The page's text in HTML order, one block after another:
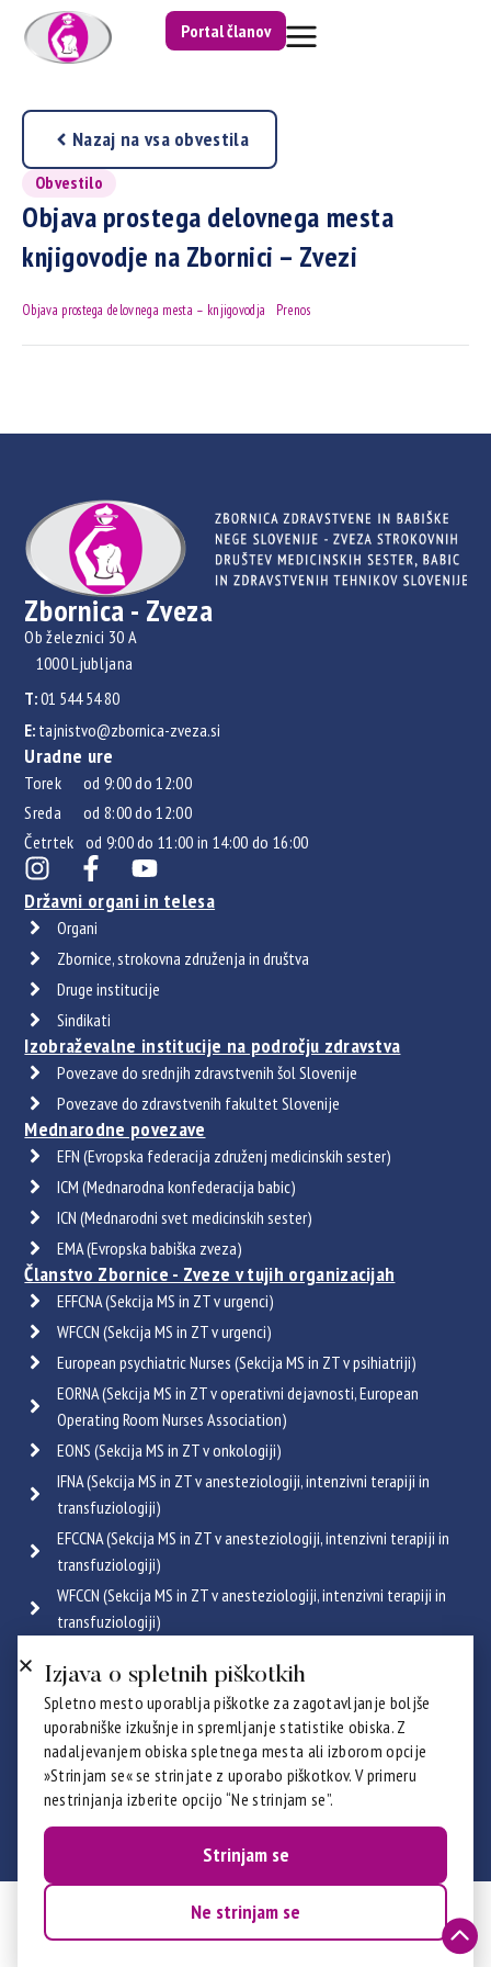
Portal članov
Nazaj na vsa obvestila
Obvestilo
Objava prostega delovnega mesta
knjigovodje na Zbornici – Zvezi
Objava prostega delovnega mesta – knjigovodja Prenos
Zbornica - Zveza
Ob železnici 30 A
1000 Ljubljana
T:01 544 54 80
E: tajnistvo@zbornica-zveza.si
Uradne ure
Torek od 9:00 do 12:00
Sreda od 8:00 do 12:00
Četrtek od 9:00 do 11:00 in 14:00 do 16:00
Državni organi in telesa
Organi
Zbornice, strokovna združenja in društva
Druge institucije
Sindikati
Izobraževalne institucije na področju zdravstva
Povezave do srednjih zdravstvenih šol Slovenije
Povezave do zdravstvenih fakultet Slovenije
Mednarodne povezave
EFN (Evropska federacija združenj medicinskih sester)
ICM (Mednarodna konfederacija babic)
ICN (Mednarodni svet medicinskih sester)
EMA (Evropska babiška zveza)
Članstvo Zbornice - Zveze v tujih organizacijah
EFFCNA (Sekcija MS in ZT v urgenci)
WFCCN (Sekcija MS in ZT v urgenci)
European psychiatric Nurses (Sekcija MS in ZT v psihiatriji)
EORNA (Sekcija MS in ZT v operativni dejavnosti, European
Operating Room Nurses Association)
EONS (Sekcija MS in ZT v onkologiji)
IFNA (Sekcija MS in ZT v anesteziologiji, intenzivni terapiji in
transfuziologiji)
EFCCNA (Sekcija MS in ZT v anesteziologiji, intenzivni terapiji in
transfuziologiji)
WFCCN (Sekcija MS in ZT v anesteziologiji, intenzivni terapiji in
transfuziologiji)
ICRN (Sekcija MS in ZT v pulmologiji)
Poglej vse
Certifikati
© 2026 ZZBNS - ZSDMSBZTS. Vse pravice pridržane.
Izdelava:Prelom d.o.o.
Izjava o spletnih piškotkih
Spletno mesto uporablja piškotke za zagotavljanje boljše
uporabniške izkušnje in spremljanje statistike obiska. Z
nadaljevanjem obiska spletnega mesta ali izborom opcije
»Strinjam se« se strinjate z uporabo piškotkov. V primeru
nestrinjanja izberite opcijo “Ne strinjam se”.
Strinjam se
Ne strinjam se